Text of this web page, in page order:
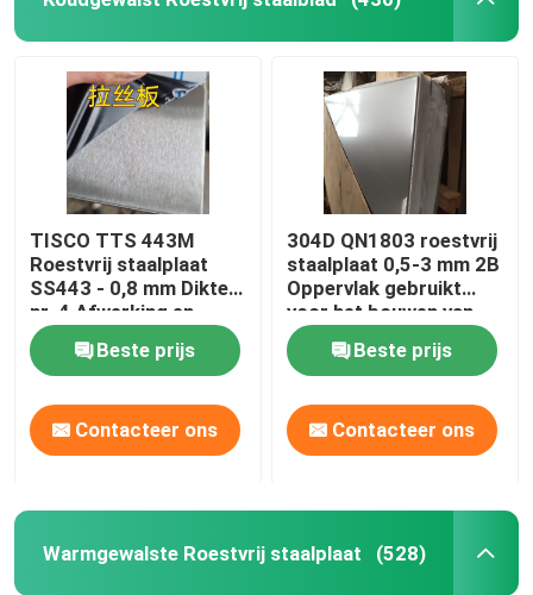
Titaniumlegering
Koper materiaal
Aluminiummateriaal
TISCO TTS 443M
Roestvrij staalplaat
SS443 - 0,8 mm Dikte
nr. 4 Afwerking en
beschermende coating
Beste prijs
Contacteer ons
304D QN1803 roestvrij
staalplaat 0,5-3 mm 2B
Oppervlak gebruikt
voor het bouwen van
dakwand
Beste prijs
Contacteer ons
Warmgewalste Roestvrij staalplaat (528)